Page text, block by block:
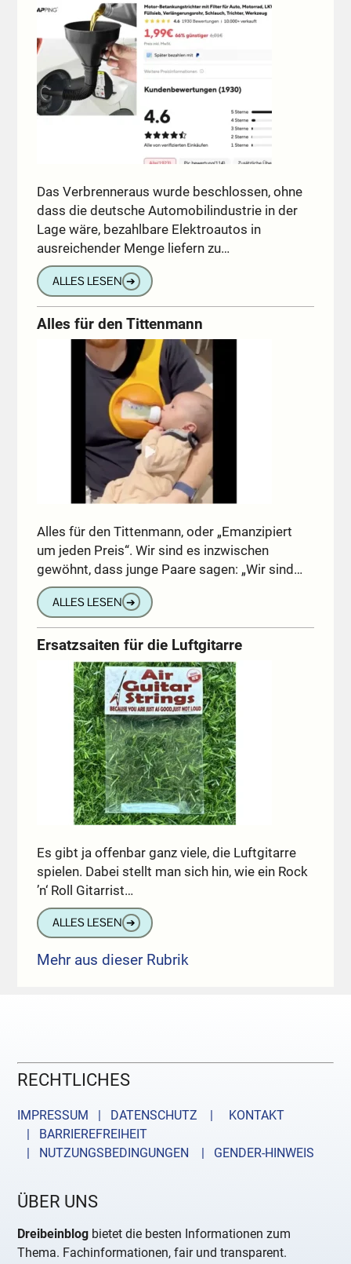
Das Verbrenneraus wurde beschlossen, ohne
dass die deutsche Automobilindustrie in der
Lage wäre, bezahlbare Elektroautos in
ausreichender Menge liefern zu…
ALLES LESEN ➔
Alles für den Tittenmann
Alles für den Tittenmann, oder „Emanzipiert
um jeden Preis“. Wir sind es inzwischen
gewöhnt, dass junge Paare sagen: „Wir sind…
ALLES LESEN ➔
Ersatzsaiten für die Luftgitarre
Es gibt ja offenbar ganz viele, die Luftgitarre
spielen. Dabei stellt man sich hin, wie ein Rock
’n‘ Roll Gitarrist…
ALLES LESEN ➔
Mehr aus dieser Rubrik
RECHTLICHES
IMPRESSUM | DATENSCHUTZ |
KONTAKT
| BARRIEREFREIHEIT
| NUTZUNGSBEDINGUNGEN
| GENDER-HINWEIS
ÜBER UNS
Dreibeinblog bietet die besten Informationen zum
Thema. Fachinformationen, fair und transparent.